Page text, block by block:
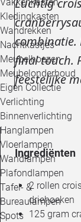
Kledingkasten
Wandrekken
Nachtkastjes
Meubelhoezen
Meubelonderhoud
Eigen Collectie
Verlichting
Binnenverlichting
Hanglampen
Vloerlampen
Wandlampen
Plafondlampen
Tafel- &
Bureaulampen
Spots
Luchtig
combinatie.
final touch.
feestelijke
Ingrediënten
2 rollen
driehoeken
125 gram